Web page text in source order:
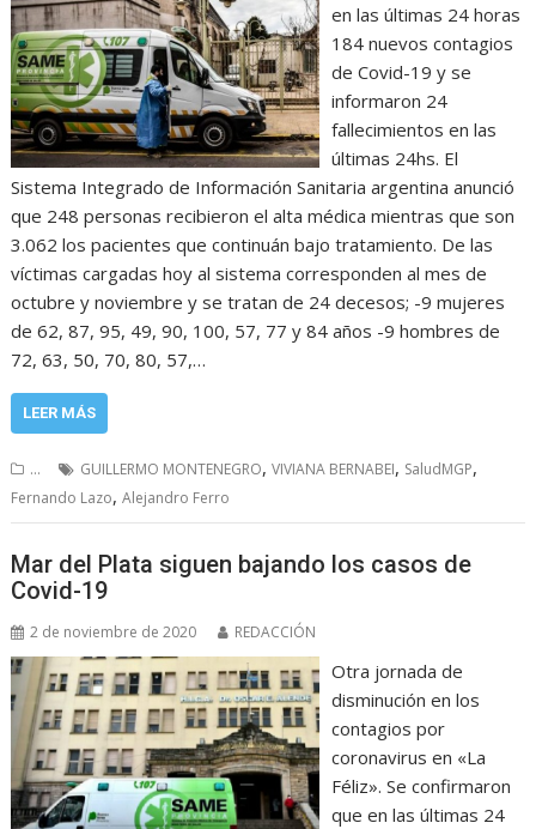
en las últimas 24 horas
184 nuevos contagios
de Covid-19 y se
informaron 24
fallecimientos en las
últimas 24hs. El
Sistema Integrado de Información Sanitaria argentina anunció
que 248 personas recibieron el alta médica mientras que son
3.062 los pacientes que continuán bajo tratamiento. De las
víctimas cargadas hoy al sistema corresponden al mes de
octubre y noviembre y se tratan de 24 decesos; -9 mujeres
de 62, 87, 95, 49, 90, 100, 57, 77 y 84 años -9 hombres de
72, 63, 50, 70, 80, 57,…
LEER MÁS
... GUILLERMO MONTENEGRO,VIVIANA BERNABEI, SaludMGP,
Fernando Lazo,Alejandro Ferro
Mar del Plata siguen bajando los casos de
Covid-19
2 de noviembre de 2020 REDACCIÓN
Otra jornada de
disminución en los
contagios por
coronavirus en «La
Féliz». Se confirmaron
que en las últimas 24